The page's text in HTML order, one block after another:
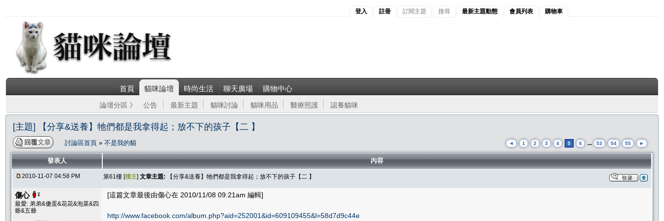
登入 註冊 訂閱主題 搜尋 最新主題動態 會員列表 購物車
首頁 貓咪論壇 時尚生活 聊天廣場 購物中心
論壇分區 》 公告 最新主題 貓咪討論 貓咪用品 醫療照護 認養貓咪
[主題] 【分享&送養】牠們都是我拿得起；放不下的孩子【二 】
討論區首頁 » 不是我的貓 ◄ 1 2 3 4 5 6 ... 53 54 55 ►
發表人 內容
2010-11-07 04:58 PM 第61樓 [樓主] 文章主題: 【分享&送養】牠們都是我拿得起；放不下的孩子【二 】
傷心
最愛: 弟弟&傻蛋&花花&泡菜&四
爺&五爺
[這篇文章最後由傷心在 2010/11/08 09:21am 編輯]
http://www.facebook.com/album.php?aid=252001&id=609109455&l=58d7d9c44e